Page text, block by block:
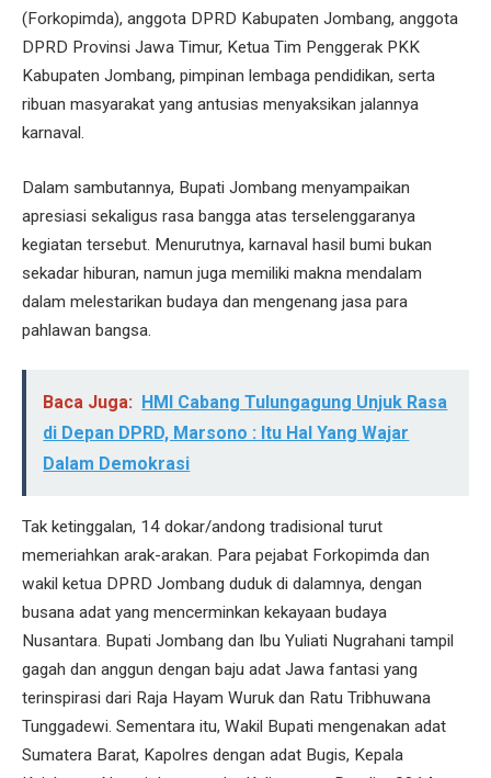
(Forkopimda), anggota DPRD Kabupaten Jombang, anggota
DPRD Provinsi Jawa Timur, Ketua Tim Penggerak PKK
Kabupaten Jombang, pimpinan lembaga pendidikan, serta
ribuan masyarakat yang antusias menyaksikan jalannya
karnaval.
Dalam sambutannya, Bupati Jombang menyampaikan
apresiasi sekaligus rasa bangga atas terselenggaranya
kegiatan tersebut. Menurutnya, karnaval hasil bumi bukan
sekadar hiburan, namun juga memiliki makna mendalam
dalam melestarikan budaya dan mengenang jasa para
pahlawan bangsa.
Baca Juga: HMI Cabang Tulungagung Unjuk Rasa
di Depan DPRD, Marsono : Itu Hal Yang Wajar
Dalam Demokrasi
Tak ketinggalan, 14 dokar/andong tradisional turut
memeriahkan arak-arakan. Para pejabat Forkopimda dan
wakil ketua DPRD Jombang duduk di dalamnya, dengan
busana adat yang mencerminkan kekayaan budaya
Nusantara. Bupati Jombang dan Ibu Yuliati Nugrahani tampil
gagah dan anggun dengan baju adat Jawa fantasi yang
terinspirasi dari Raja Hayam Wuruk dan Ratu Tribhuwana
Tunggadewi. Sementara itu, Wakil Bupati mengenakan adat
Sumatera Barat, Kapolres dengan adat Bugis, Kepala